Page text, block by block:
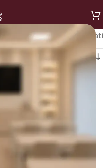
Visualizzazione di 19 risultati